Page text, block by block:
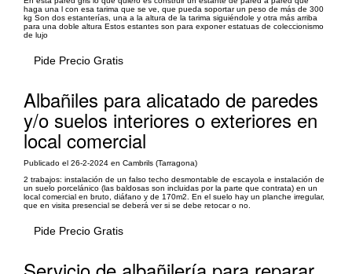
haga una l con esa tarima que se ve, que pueda soportar un peso de más de 300
kg Son dos estanterías, una a la altura de la tarima siguiéndole y otra más arriba
para una doble altura Estos estantes son para exponer estatuas de coleccionismo
de lujo
Pide Precio Gratis
Albañiles para alicatado de paredes
y/o suelos interiores o exteriores en
local comercial
Publicado el 26-2-2024 en Cambrils (Tarragona)
2 trabajos: instalación de un falso techo desmontable de escayola e instalación de
un suelo porcelánico (las baldosas son incluidas por la parte que contrata) en un
local comercial en bruto, diáfano y de 170m2. En el suelo hay un planche irregular,
que en visita presencial se deberá ver si se debe retocar o no.
Pide Precio Gratis